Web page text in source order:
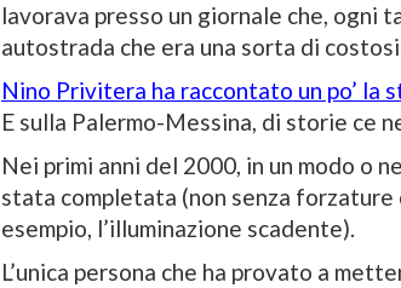
lavorava presso un giornale che, ogni
autostrada che era una sorta di
Nino Privitera ha raccontato un po’ la
E sulla Palermo-Messina, di storie ce
Nei primi anni del 2000, in un modo o
stata completata (non senza
esempio, l’illuminazione scadente).
L’unica persona che ha provato a